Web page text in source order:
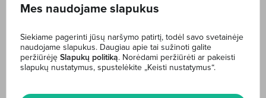
paskolos gavėjo dydžio ir paskolos trukmės.
užpildyti
paraišką bei atsiųsti visus
nurodytus dokumentus
el.paštu:info@rato.lt
info@rato.lt.
Mes naudojame slapukus
Siekiame pagerinti jūsų naršymo patirtį, todėl savo svetainėje
naudojame slapukus. Daugiau apie tai sužinoti galite
peržiūrėję Slapukų politiką. Norėdami peržiūrėti ar pakeisti
slapukų nustatymus, spustelėkite „Keisti nustatymus“.